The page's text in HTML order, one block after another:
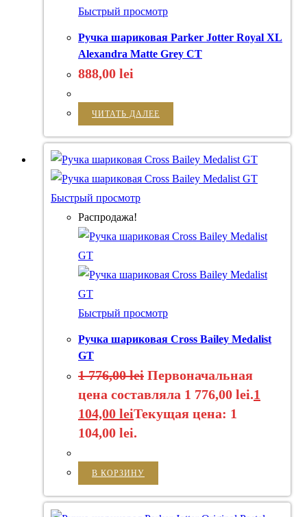
Быстрый просмотр
Ручка шариковая Parker Jotter Royal XL
Alexandra Matte Grey CT
888,00 lei
ЧИТАТЬ ДАЛЕЕ
Быстрый просмотр
Распродажа!
Быстрый просмотр
Ручка шариковая Cross Bailey Medalist
GT
1 776,00lei Первоначальная
цена составляла 1 776,00 lei.1
104,00 leiТекущая цена: 1
104,00 lei.
В КОРЗИНУ